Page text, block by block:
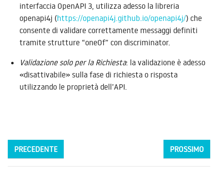
interfaccia OpenAPI 3, utilizza adesso la libreria
openapi4j (https://openapi4j.github.io/openapi4j/) che
consente di validare correttamente messaggi definiti
tramite strutture “oneOf” con discriminator.
Validazione solo per la Richiesta: la validazione è adesso
«disattivabile» sulla fase di richiesta o risposta
utilizzando le proprietà dell’API.
PRECEDENTE PROSSIMO